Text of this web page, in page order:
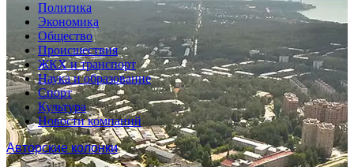
Политика
Экономика
Общество
Происшествия
ЖКХ и транспорт
Наука и образование
Спорт
Культура
Новости компаний
Авторские колонки